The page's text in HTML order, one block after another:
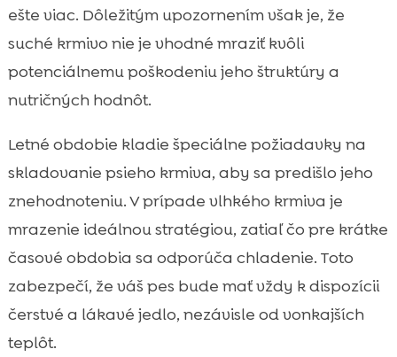
ešte viac. Dôležitým upozornením však je, že
suché krmivo nie je vhodné mraziť kvôli
potenciálnemu poškodeniu jeho štruktúry a
nutričných hodnôt.
Letné obdobie kladie špeciálne požiadavky na
skladovanie psieho krmiva, aby sa predišlo jeho
znehodnoteniu. V prípade vlhkého krmiva je
mrazenie ideálnou stratégiou, zatiaľ čo pre krátke
časové obdobia sa odporúča chladenie. Toto
zabezpečí, že váš pes bude mať vždy k dispozícii
čerstvé a lákavé jedlo, nezávisle od vonkajších
teplôt.